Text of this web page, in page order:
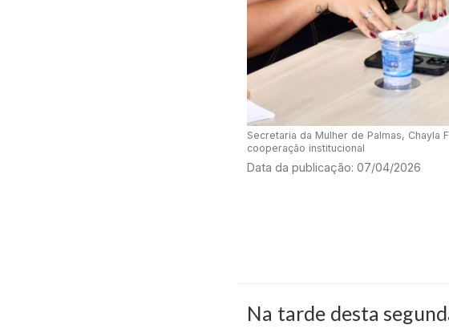
Secretaria da Mulher de Palmas,
cooperação institucional
Data da publicação: 07/04/2026
Na tarde desta